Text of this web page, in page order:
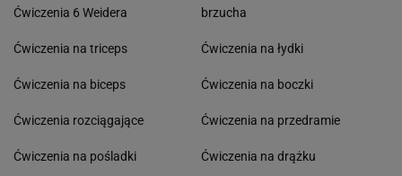
Ćwiczenia 6 Weidera
Ćwiczenia na triceps
Ćwiczenia na biceps
Ćwiczenia rozciągające
Ćwiczenia na pośladki
brzucha
Ćwiczenia na łydki
Ćwiczenia na boczki
Ćwiczenia na przedramie
Ćwiczenia na drążku